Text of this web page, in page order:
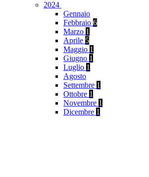
2024
Gennaio
Febbraio 6
Marzo 1
Aprile 5
Maggio 1
Giugno 1
Luglio 1
Agosto
Settembre 1
Ottobre 1
Novembre 1
Dicembre 1